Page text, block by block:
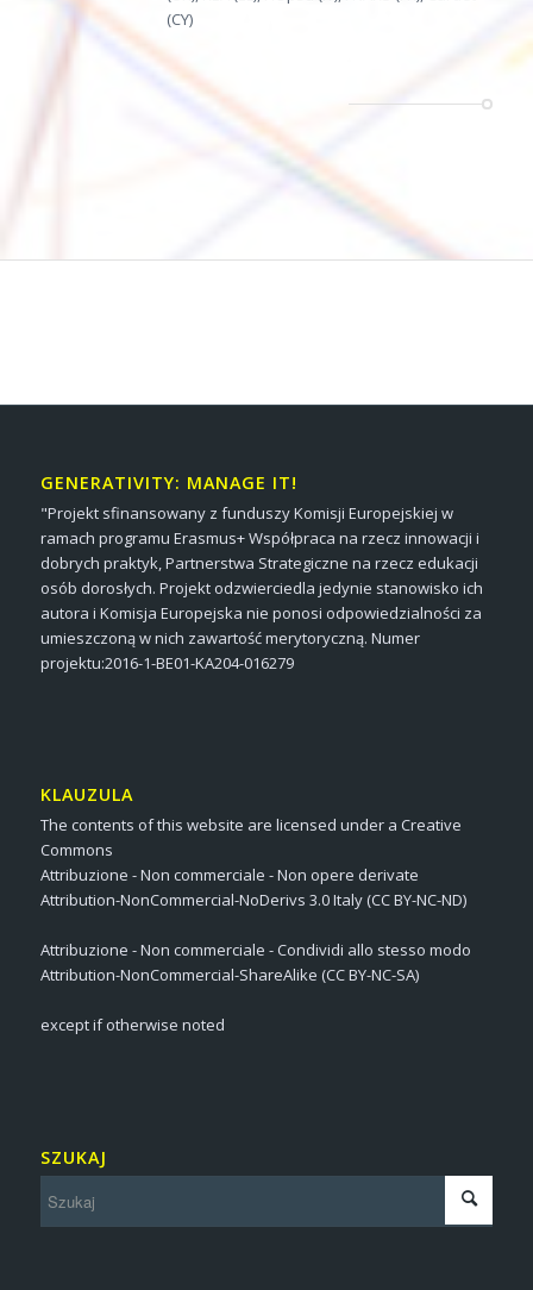
(CY)
GENERATIVITY: MANAGE IT!
"Projekt sfinansowany z funduszy Komisji Europejskiej w
ramach programu Erasmus+ Współpraca na rzecz innowacji i
dobrych praktyk, Partnerstwa Strategiczne na rzecz edukacji
osób dorosłych. Projekt odzwierciedla jedynie stanowisko ich
autora i Komisja Europejska nie ponosi odpowiedzialności za
umieszczoną w nich zawartość merytoryczną. Numer
projektu:2016-1-BE01-KA204-016279
KLAUZULA
The contents of this website are licensed under a Creative
Commons
Attribuzione - Non commerciale - Non opere derivate
Attribution-NonCommercial-NoDerivs 3.0 Italy (CC BY-NC-ND)
Attribuzione - Non commerciale - Condividi allo stesso modo
Attribution-NonCommercial-ShareAlike (CC BY-NC-SA)
except if otherwise noted
SZUKAJ